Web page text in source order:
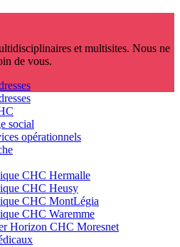
et multisites. Nous ne
de vous.
social
opérationnels
CHC Hermalle
CHC Heusy
CHC MontLégia
CHC Waremme
Horizon CHC Moresnet